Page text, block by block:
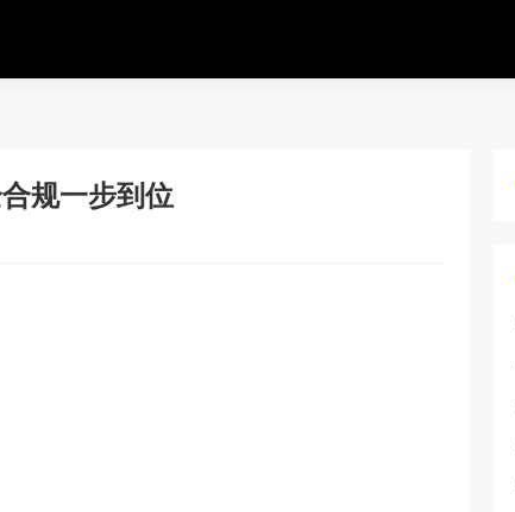
规一步到位